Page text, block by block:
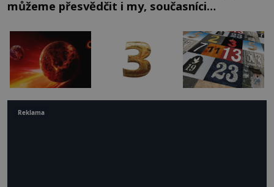
můžeme přesvědčit i my, současníci…
Reklama